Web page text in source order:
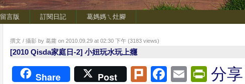
留言版 訂閱日記 葛媽媽ㄟ灶腳
撰文 / 攝影 by 葛蘿 on 2010.09.29 at 02:30 下午 (3183 views)
[2010 Qisda家庭日-2] 小妞玩水玩上癮
Share Post PlurkFacebook
Email分享